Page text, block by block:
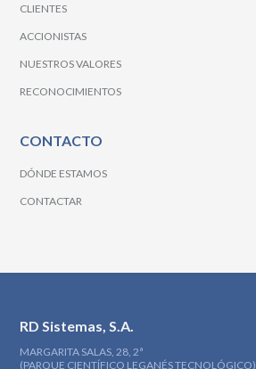
CLIENTES
ACCIONISTAS
NUESTROS VALORES
RECONOCIMIENTOS
CONTACTO
DÓNDE ESTAMOS
CONTACTAR
RD Sistemas, S.A.
MARGARITA SALAS, 28, 2ª
(PARQUE CIENTÍFICO LEGANÉS TECNOLÓGICO)